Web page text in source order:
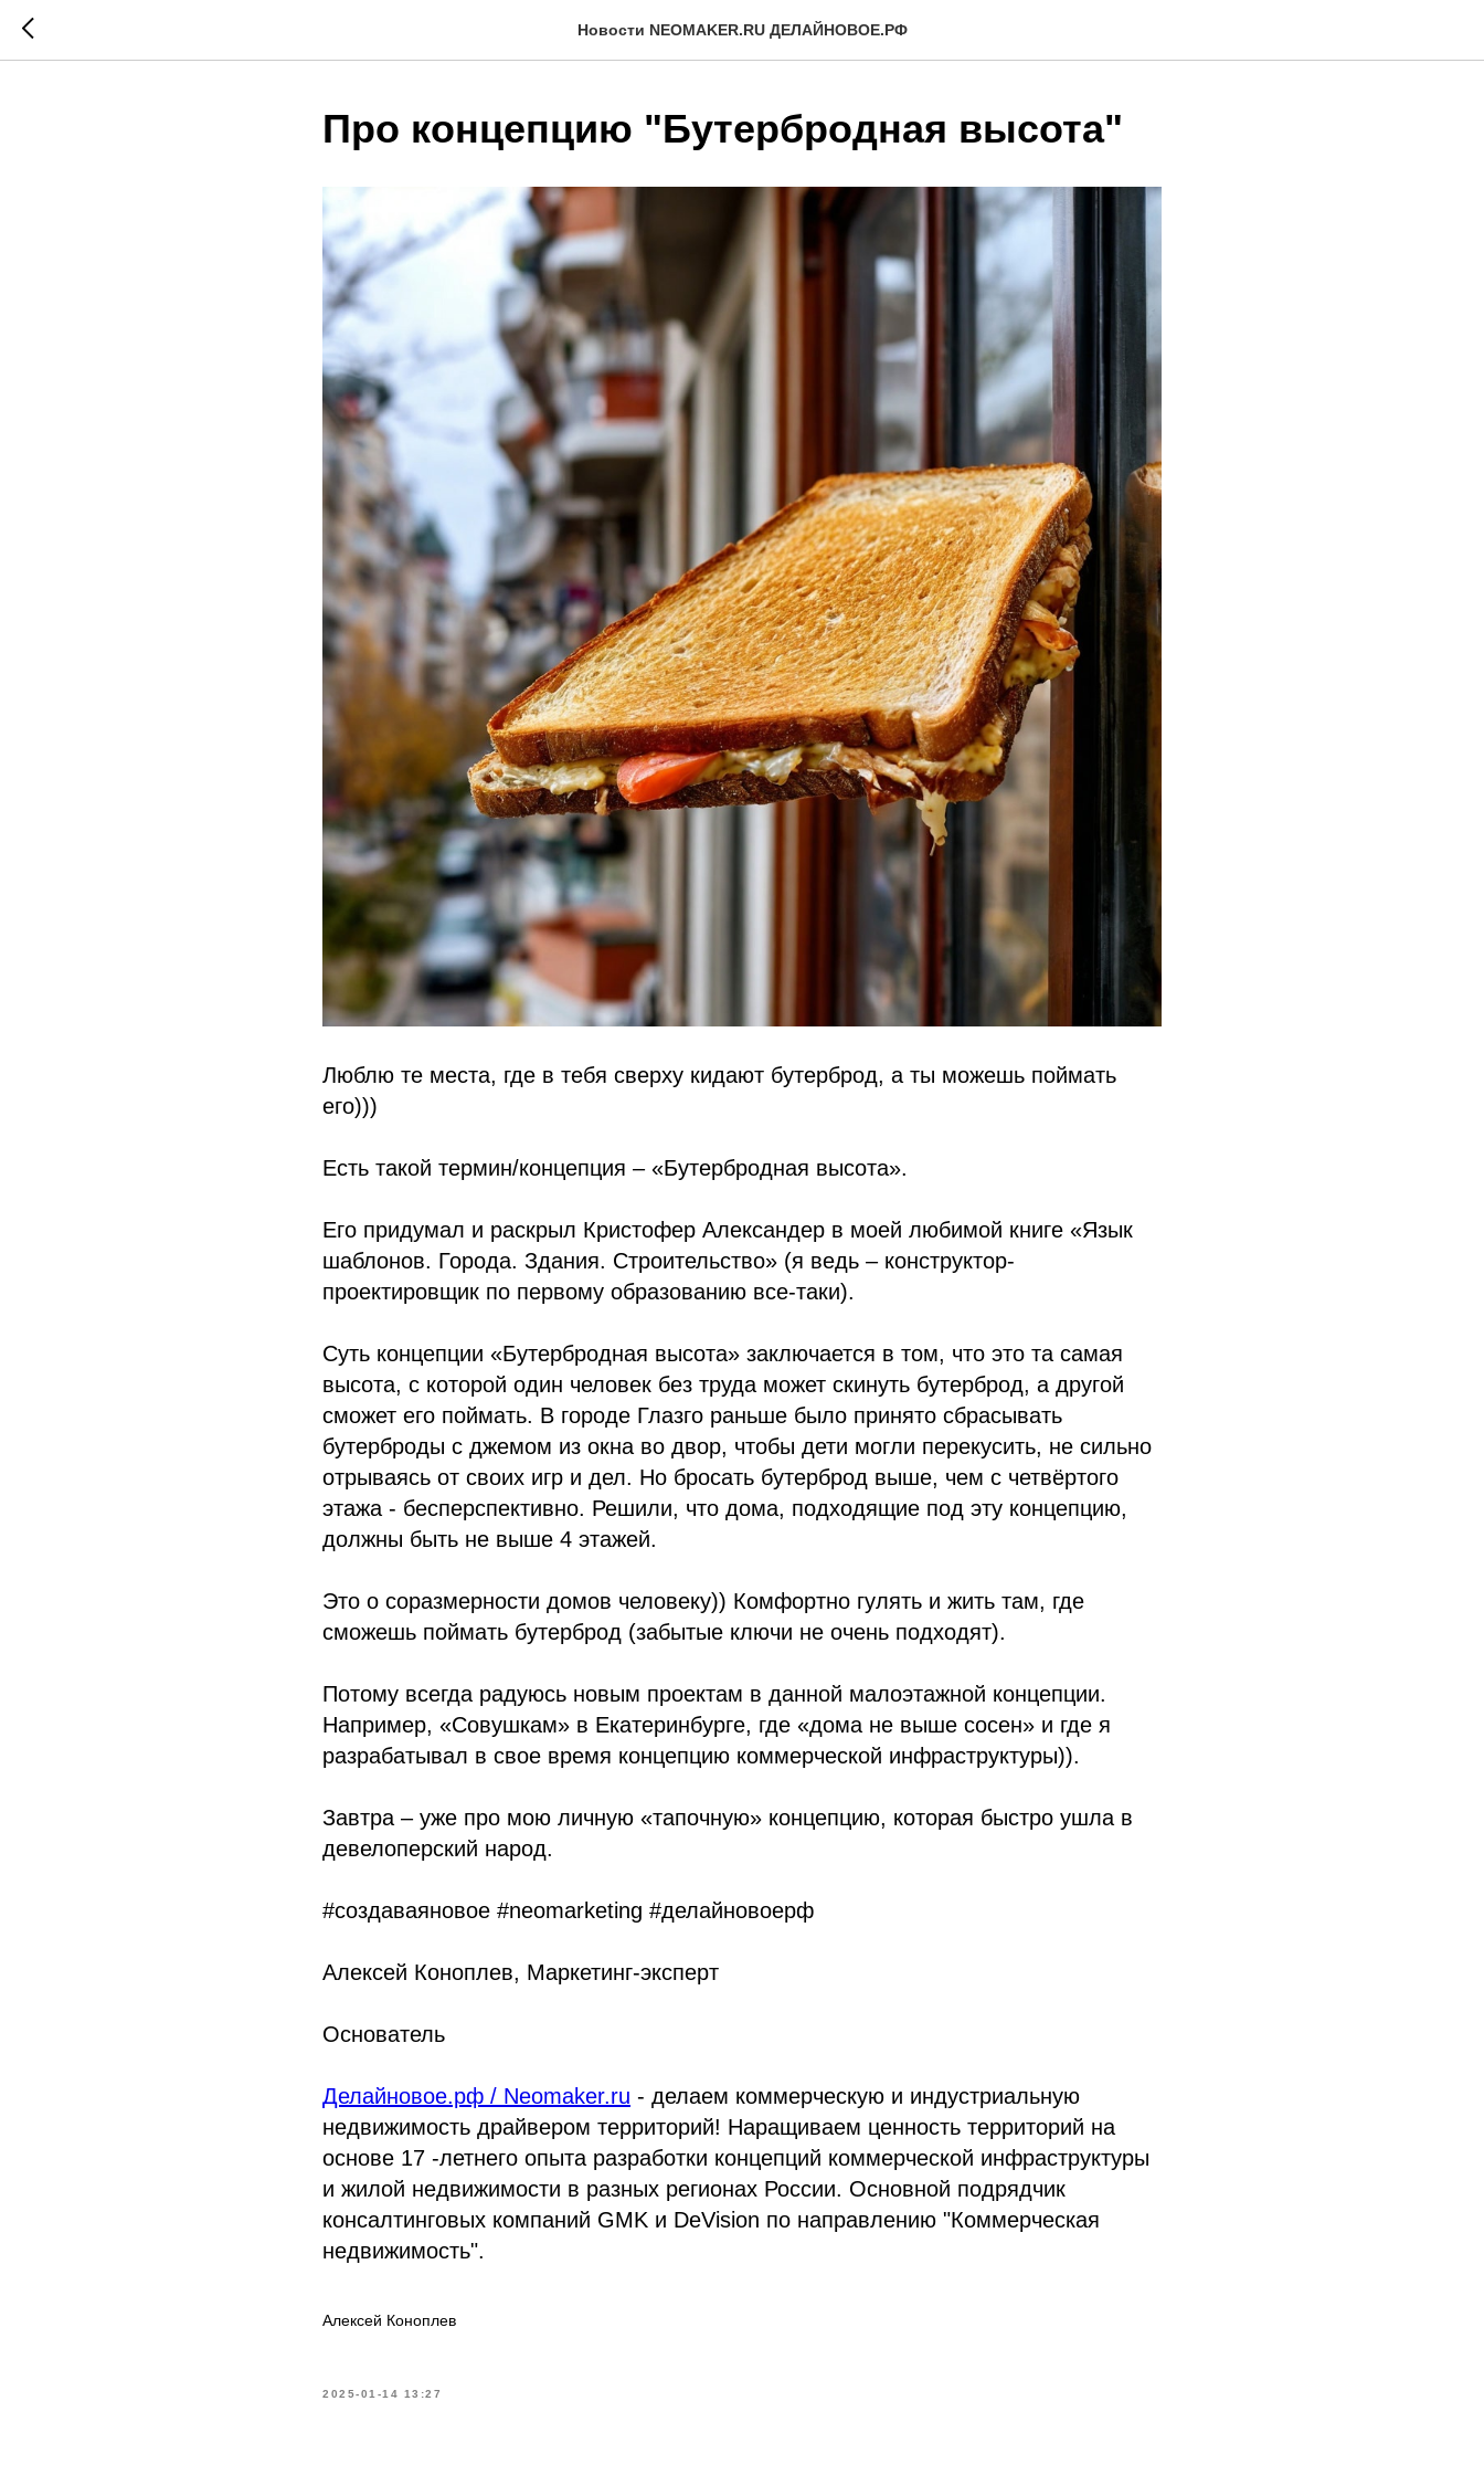
Новости NEOMAKER.RU ДЕЛАЙНОВОЕ.РФ
Про концепцию "Бутербродная высота"
Люблю те места, где в тебя сверху кидают бутерброд, а ты можешь поймать
его)))
Есть такой термин/концепция – «Бутербродная высота».
Его придумал и раскрыл Кристофер Александер в моей любимой книге «Язык
шаблонов. Города. Здания. Строительство» (я ведь – конструктор-
проектировщик по первому образованию все-таки).
Суть концепции «Бутербродная высота» заключается в том, что это та самая
высота, с которой один человек без труда может скинуть бутерброд, а другой
сможет его поймать. В городе Глазго раньше было принято сбрасывать
бутерброды с джемом из окна во двор, чтобы дети могли перекусить, не сильно
отрываясь от своих игр и дел. Но бросать бутерброд выше, чем с четвёртого
этажа - бесперспективно. Решили, что дома, подходящие под эту концепцию,
должны быть не выше 4 этажей.
Это о соразмерности домов человеку)) Комфортно гулять и жить там, где
сможешь поймать бутерброд (забытые ключи не очень подходят).
Потому всегда радуюсь новым проектам в данной малоэтажной концепции.
Например, «Совушкам» в Екатеринбурге, где «дома не выше сосен» и где я
разрабатывал в свое время концепцию коммерческой инфраструктуры)).
Завтра – уже про мою личную «тапочную» концепцию, которая быстро ушла в
девелоперский народ.
#создаваяновое #neomarketing #делайновоерф
Алексей Коноплев, Маркетинг-эксперт
Основатель
Делайновое.рф / Neomaker.ru - делаем коммерческую и индустриальную
недвижимость драйвером территорий! Наращиваем ценность территорий на
основе 17 -летнего опыта разработки концепций коммерческой инфраструктуры
и жилой недвижимости в разных регионах России. Основной подрядчик
консалтинговых компаний GMK и DeVision по направлению "Коммерческая
недвижимость".
Алексей Коноплев
2025-01-14 13:27